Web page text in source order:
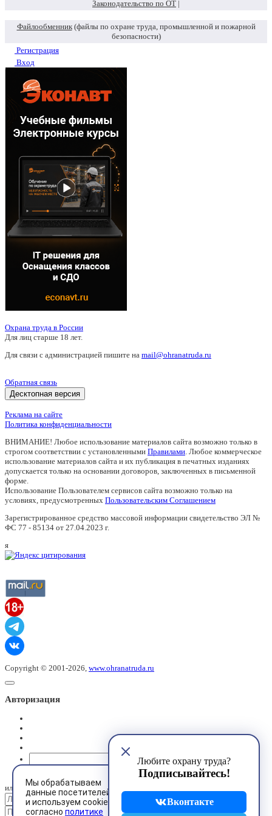
Законодательство по ОТ |
Файлообменник(файлы по охране труда, промышленной и пожарной
безопасности)
Регистрация
Вход
Мы обрабатываем
данные посетителей
и используем cookies
согласно политике
Любите охрану труда?
Подписывайтесь!
Вконтакте
Охрана труда в России
Для лиц старше 18 лет.
Для связи с администрацией пишите на mail@ohranatruda.ru
Обратная связь
Десктопная версия
Реклама на сайте
Политика конфиденциальности
ВНИМАНИЕ! Любое использование материалов сайта возможно только в
строгом соответствии с установленными Правилами . Любое коммерческое
использование материалов сайта и их публикация в печатных изданиях
допускается только на основании договоров, заключенных в письменной
форме.
Использование Пользователем сервисов сайта возможно только на
условиях, предусмотренных Пользовательским Соглашением
Зарегистрированное средство массовой информации свидетельство ЭЛ №
ФС 77 - 85134 от 27.04.2023 г.
я
Copyright © 2001-2026, www.ohranatruda.ru
Авторизация
@mail.ru
или